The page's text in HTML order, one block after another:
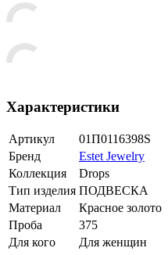
Характеристики
Артикул
01П0116398S
Бренд
Estet Jewelry
Коллекция
Drops
Тип изделия ПОДВЕСКА
Материал
Красное золото
Проба
375
Для кого
Для женщин